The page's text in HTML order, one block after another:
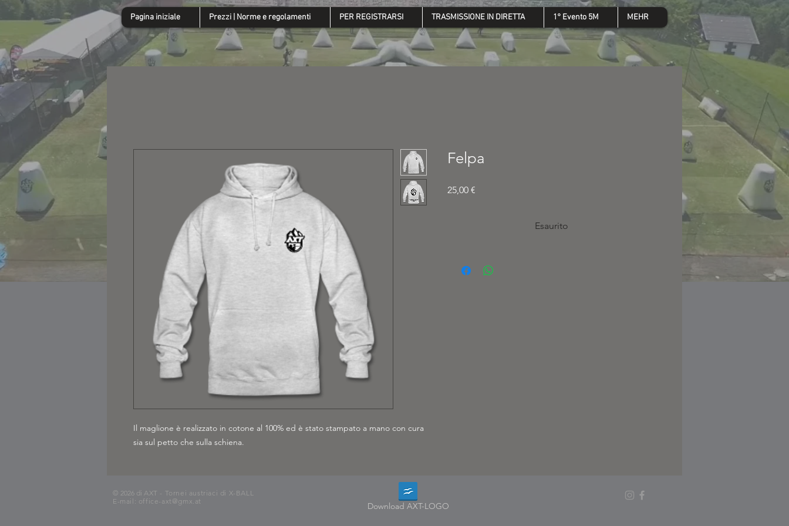
Pagina iniziale Prezzi | Norme e regolamenti PER REGISTRARSI TRASMISSIONE IN DIRETTA 1° Evento 5M MEHR
Il maglione è realizzato in cotone al 100% ed è stato stampato a mano con cura
sia sul petto che sulla schiena.
Felpa
25,00 €
Esaurito
© 2026 di AXT - Tornei austriaci di X-BALL
E-mail: office-axt@gmx.at Download AXT-LOGO